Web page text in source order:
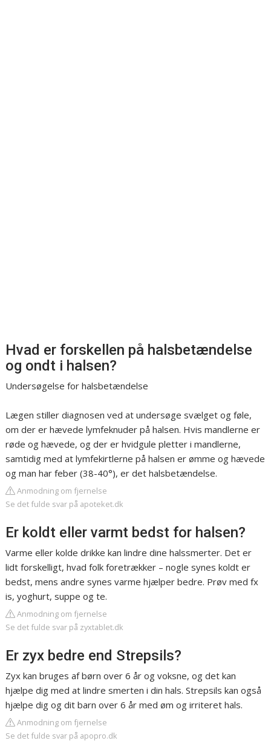
Hvad er forskellen på halsbetændelse
og ondt i halsen?
Undersøgelse for halsbetændelse
Lægen stiller diagnosen ved at undersøge svælget og føle,
om der er hævede lymfeknuder på halsen. Hvis mandlerne er
røde og hævede, og der er hvidgule pletter i mandlerne,
samtidig med at lymfekirtlerne på halsen er ømme og hævede
og man har feber (38-40°), er det halsbetændelse.
Anmodning om fjernelse
Se det fulde svar på apoteket.dk
Er koldt eller varmt bedst for halsen?
Varme eller kolde drikke kan lindre dine halssmerter. Det er
lidt forskelligt, hvad folk foretrækker – nogle synes koldt er
bedst, mens andre synes varme hjælper bedre. Prøv med fx
is, yoghurt, suppe og te.
Anmodning om fjernelse
Se det fulde svar på zyxtablet.dk
Er zyx bedre end Strepsils?
Zyx kan bruges af børn over 6 år og voksne, og det kan
hjælpe dig med at lindre smerten i din hals. Strepsils kan også
hjælpe dig og dit barn over 6 år med øm og irriteret hals.
Anmodning om fjernelse
Se det fulde svar på apopro.dk